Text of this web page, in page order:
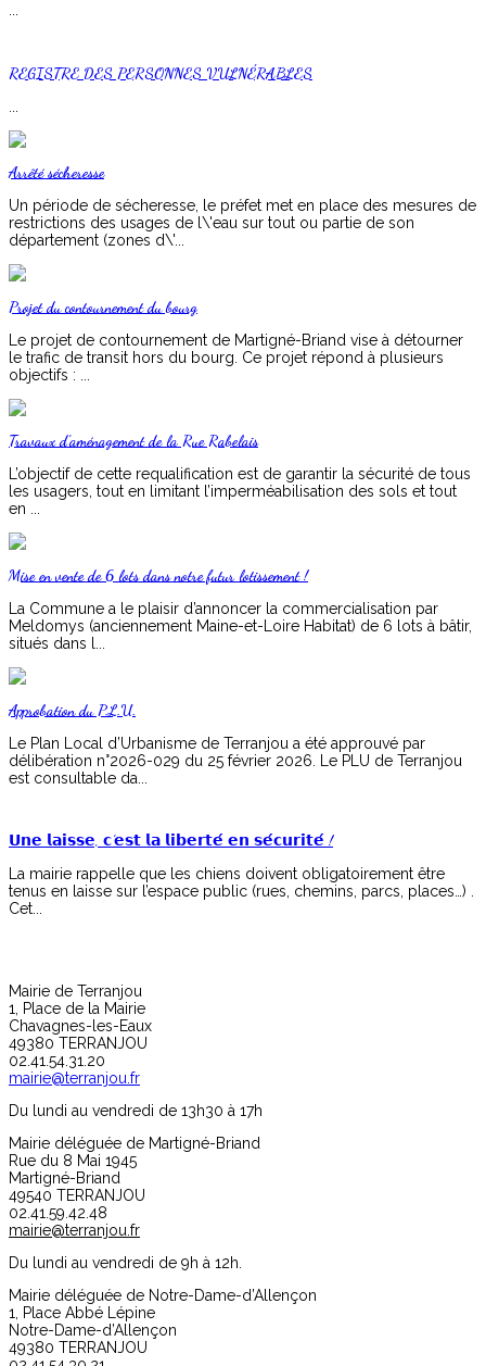
REGISTRE DES PERSONNES VULNÉRABLES
Arrêté sécheresse
Un période de sécheresse, le préfet met en place des mesures de
restrictions des usages de l\'eau sur tout ou partie de son
département (zones d\'...
Projet du contournement du bourg
Le projet de contournement de Martigné-Briand vise à détourner
le trafic de transit hors du bourg. Ce projet répond à plusieurs
objectifs : ...
Travaux d’aménagement de la Rue Rabelais
L’objectif de cette requalification est de garantir la sécurité de tous
les usagers, tout en limitant l’imperméabilisation des sols et tout
en ...
Mise en vente de 6 lots dans notre futur lotissement !
La Commune a le plaisir d’annoncer la commercialisation par
Meldomys (anciennement Maine-et-Loire Habitat) de 6 lots à bâtir,
situés dans l...
Approbation du P.L.U.
Le Plan Local d’Urbanisme de Terranjou a été approuvé par
délibération n°2026-029 du 25 février 2026. Le PLU de Terranjou
est consultable da...
𝗨𝗻𝗲 𝗹𝗮𝗶𝘀𝘀𝗲, 𝗰’𝗲𝘀𝘁 𝗹𝗮 𝗹𝗶𝗯𝗲𝗿𝘁𝗲́ 𝗲𝗻 𝘀𝗲́𝗰𝘂𝗿𝗶𝘁𝗲́ !
La mairie rappelle que les chiens doivent obligatoirement être
tenus en laisse sur l’espace public (rues, chemins, parcs, places…) .
Cet...
Mairie de Terranjou
1, Place de la Mairie
Chavagnes-les-Eaux
49380 TERRANJOU
02.41.54.31.20
mairie@terranjou.fr
Du lundi au vendredi de 13h30 à 17h
Mairie déléguée de Martigné-Briand
Rue du 8 Mai 1945
Martigné-Briand
49540 TERRANJOU
02.41.59.42.48
mairie@terranjou.fr
Du lundi au vendredi de 9h à 12h.
Mairie déléguée de Notre-Dame-d’Allençon
1, Place Abbé Lépine
Notre-Dame-d’Allençon
49380 TERRANJOU